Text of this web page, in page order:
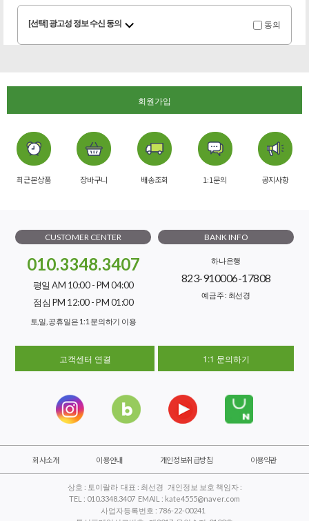
[선택] 광고성 정보 수신 동의 동의
회원가입
최근본상품 장바구니 배송조회 1:1문의 공지사항
CUSTOMER CENTER
010.3348.3407
평일 AM 10:00 - PM 04:00
점심 PM 12:00 - PM 01:00
토,일, 공휴일은 1:1 문의하기 이용
BANK INFO
하나은행
823-910006-17808
예금주 : 최선경
고객센터 연결 1:1 문의하기
회사소개 이용안내 개인정보취급방침 이용약관
상호 : 토이랄라 대표 : 최선경 개인정보 보호 책임자 :
TEL : 010.3348.3407 EMAIL : kate4555@naver.com
사업자등록번호 : 786-22-00241